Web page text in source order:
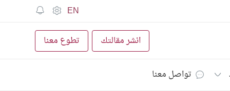
EN
انشر مقالتك تطوع معنا
تواصل معنا